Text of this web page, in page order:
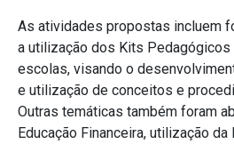
As atividades propostas incluem
a utilização dos Kits Pedagógicos
escolas, visando o
e utilização de conceitos e
Outras temáticas também foram
Educação Financeira, utilização